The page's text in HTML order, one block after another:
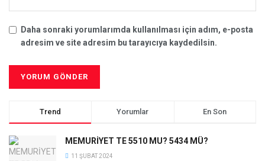
Daha sonraki yorumlarımda kullanılması için adım, e-posta
adresim ve site adresim bu tarayıcıya kaydedilsin.
Trend Yorumlar En Son
MEMURİYET TE 5510 MU? 5434 MÜ?
11 ŞUBAT 2024